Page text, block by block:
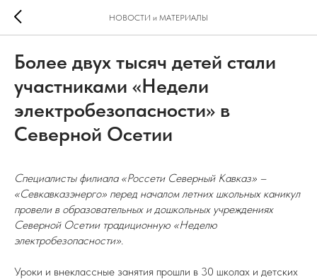
НОВОСТИ и МАТЕРИАЛЫ
Более двух тысяч детей стали
участниками «Недели
электробезопасности» в
Северной Осетии
Специалисты филиала «Россети Северный Кавказ» –
«Севкавказэнерго» перед началом летних школьных каникул
провели в образовательных и дошкольных учреждениях
Северной Осетии традиционную «Неделю
электробезопасности».
Уроки и внеклассные занятия прошли в 30 школах и детских